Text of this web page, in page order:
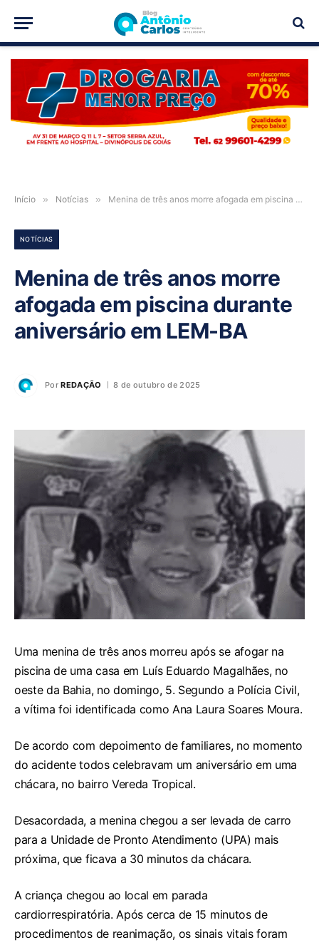
PUBLICIDADE
Início » Notícias » Menina de três anos morre afogada em piscina durante aniversário em LEM-BA
NOTÍCIAS
Menina de três anos morre
afogada em piscina durante
aniversário em LEM-BA
Por REDAÇÃO 8 de outubro de 2025
Uma menina de três anos morreu após se afogar na
piscina de uma casa em Luís Eduardo Magalhães, no
oeste da Bahia, no domingo, 5. Segundo a Polícia Civil,
a vítima foi identificada como Ana Laura Soares Moura.
De acordo com depoimento de familiares, no momento
do acidente todos celebravam um aniversário em uma
chácara, no bairro Vereda Tropical.
Desacordada, a menina chegou a ser levada de carro
para a Unidade de Pronto Atendimento (UPA) mais
próxima, que ficava a 30 minutos da chácara.
A criança chegou ao local em parada
cardiorrespiratória. Após cerca de 15 minutos de
procedimentos de reanimação, os sinais vitais foram